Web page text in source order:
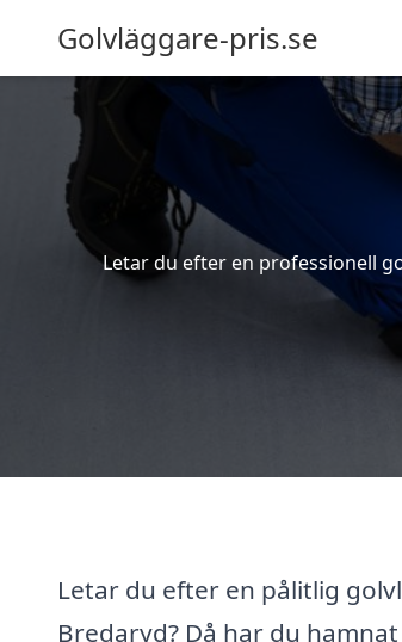
Golvläggare-pris.se
Letar du efter en professionell
Letar du efter en pålitlig
Bredaryd? Då har du